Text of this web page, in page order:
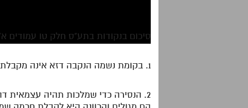
סיכום בנקודות בתע"ס חלק טו עמודים
1. בקומת נשמה הנקבה דזא אינה מקבלת ראש ואינה יכולה להיות עצמאית ולכן היא עדיין קשורה אליו.
2. הנסירה כדי שמלכות תהיה עצמאית